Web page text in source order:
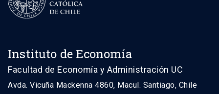
Instituto de Economía
Facultad de Economía y Administración UC
Avda. Vicuña Mackenna 4860, Macul. Santiago, Chile